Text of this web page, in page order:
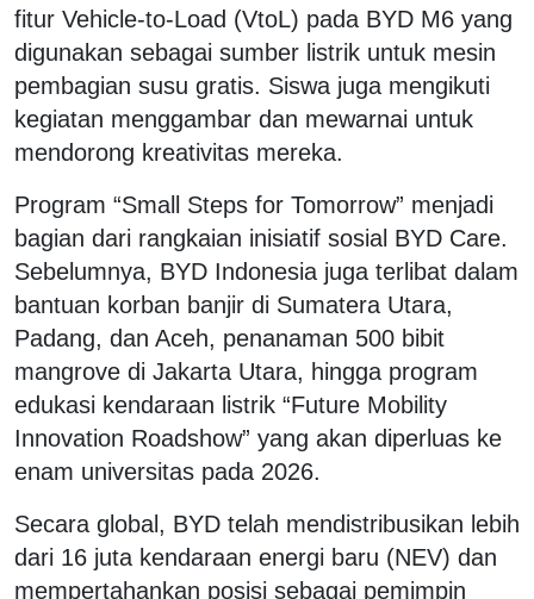
fitur Vehicle-to-Load (VtoL) pada BYD M6 yang
digunakan sebagai sumber listrik untuk mesin
pembagian susu gratis. Siswa juga mengikuti
kegiatan menggambar dan mewarnai untuk
mendorong kreativitas mereka.
Program “Small Steps for Tomorrow” menjadi
bagian dari rangkaian inisiatif sosial BYD Care.
Sebelumnya, BYD Indonesia juga terlibat dalam
bantuan korban banjir di Sumatera Utara,
Padang, dan Aceh, penanaman 500 bibit
mangrove di Jakarta Utara, hingga program
edukasi kendaraan listrik “Future Mobility
Innovation Roadshow” yang akan diperluas ke
enam universitas pada 2026.
Secara global, BYD telah mendistribusikan lebih
dari 16 juta kendaraan energi baru (NEV) dan
mempertahankan posisi sebagai pemimpin